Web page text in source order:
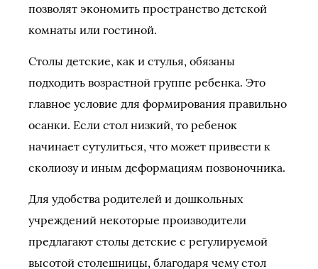
позволят экономить пространство детской
комнаты или гостиной.
Столы детские, как и стулья, обязаны
подходить возрастной группе ребенка. Это
главное условие для формирования правильно
осанки. Если стол низкий, то ребенок
начинает сутулиться, что может привести к
сколиозу и иным деформациям позвоночника.
Для удобства родителей и дошкольных
учреждений некоторые производители
предлагают столы детские с регулируемой
высотой столешницы, благодаря чему стол